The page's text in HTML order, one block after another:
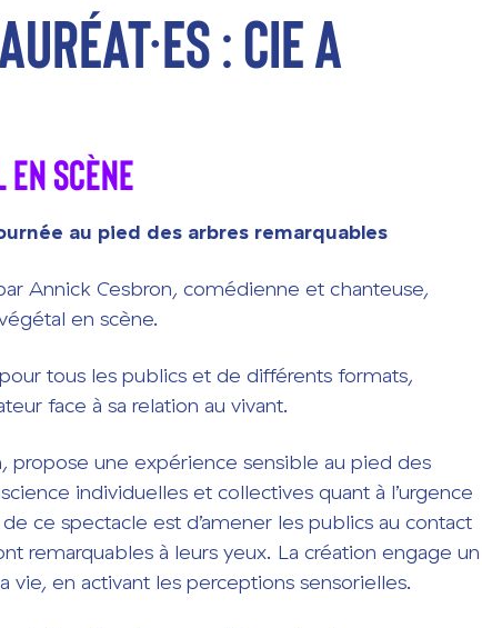
PROJETS
NEWSLETTERS DU
: Cie A
Scène
au pied des arbres remarquables
Annick Cesbron, comédienne et chanteuse,
en scène.
tous les publics et de différents formats,
face à sa relation au vivant.
propose une expérience sensible au pied des
individuelles et collectives quant à l’urgence
ce spectacle est d’amener les publics au contact
remarquables à leurs yeux. La création engage un
en activant les perceptions sensorielles.